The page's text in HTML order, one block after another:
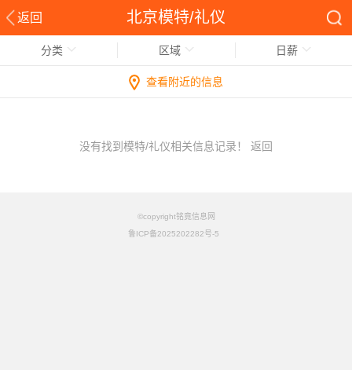
返回 北京模特/礼仪
分类 区域 日薪
查看附近的信息
没有找到模特/礼仪相关信息记录！ 返回
©copyright铭竟信息网
鲁ICP备2025202282号-5